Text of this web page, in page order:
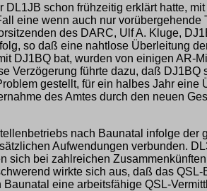
schon frühzeitig erklärt hatte,
eine wenn auch nur vorübergehende
des DARC, Ulf A. Kluge,
so daß eine nahtlose Überleitung
DJ1BQ bat, wurden von einigen AR-
Verzögerung führte dazu, daß
gestellt, für ein halbes Jahr eine
des Amtes durch den neuen
nach Baunatal infolge
Aufwendungen verbunden.
bei zahlreichen
wirkte sich aus, daß das
eine arbeitsfähige QSL-